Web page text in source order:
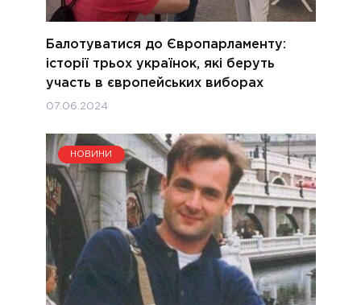
Балотуватися до Європарламенту:
історії трьох українок, які беруть
участь в європейських виборах
07.06.2024
НОВИНИ